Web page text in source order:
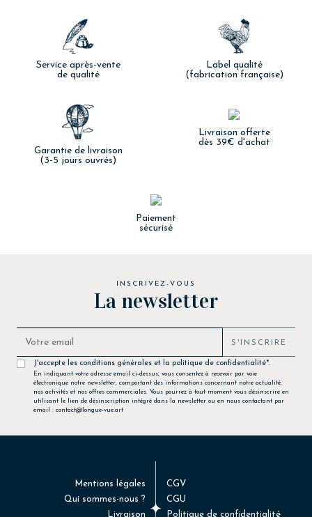
Service après-vente
de qualité
Label qualité
(fabrication française)
Garantie de livraison
(3-5 jours ouvrés)
Livraison offerte
dès 39€ d'achat
Paiement
sécurisé
INSCRIVEZ-VOUS
La newsletter
S'INSCRIRE
J'accepte les conditions générales et la politique de confidentialité*.
En indiquant votre adresse email ci-dessus, vous consentez à recevoir par voie
électronique notre newsletter, comportant des informations concernant notre actualité,
nos activités et nos offres commerciales. Vous pourrez à tout moment vous désinscrire en
utilisant le lien de désinscription intégré dans la newsletter ou en nous contactant par
email : contact@longue-vue.art
Mentions légales
Qui sommes-nous ?
Livraison
CGV
CGU
Politique de confidentialité